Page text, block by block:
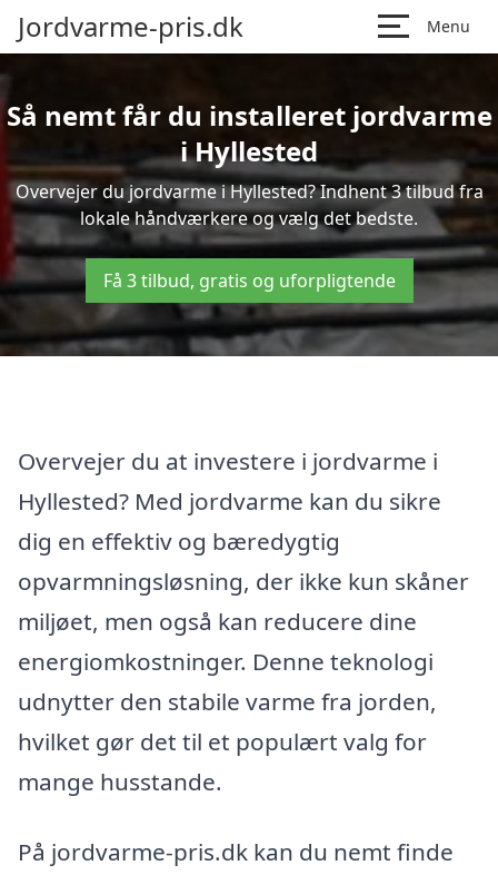
Jordvarme-pris.dk Menu
Så nemt får du installeret jordvarme
i Hyllested
Overvejer du jordvarme i Hyllested? Indhent 3 tilbud fra
lokale håndværkere og vælg det bedste.
Få 3 tilbud, gratis og uforpligtende
Overvejer du at investere i jordvarme i
Hyllested? Med jordvarme kan du sikre
dig en effektiv og bæredygtig
opvarmningsløsning, der ikke kun skåner
miljøet, men også kan reducere dine
energiomkostninger. Denne teknologi
udnytter den stabile varme fra jorden,
hvilket gør det til et populært valg for
mange husstande.
På jordvarme-pris.dk kan du nemt finde